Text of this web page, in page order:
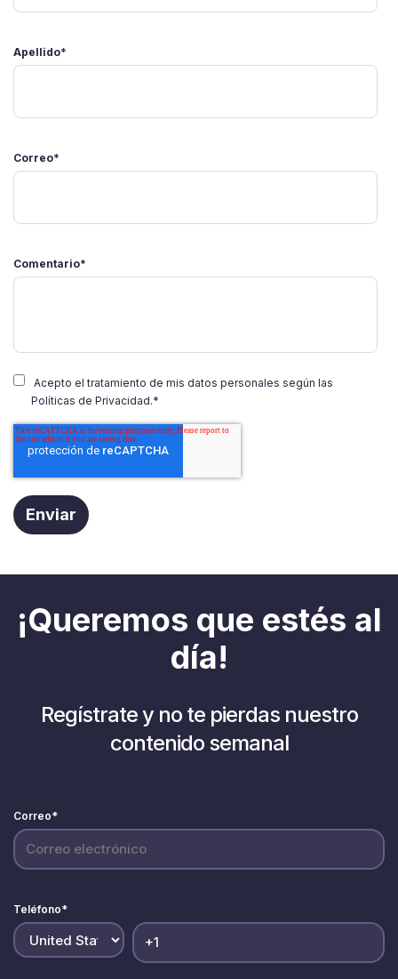
Apellido*
Correo*
Comentario*
Acepto el tratamiento de mis datos personales según las
Políticas de Privacidad.*
¡Queremos que estés al
día!
Regístrate y no te pierdas nuestro
contenido semanal
Correo*
Teléfono*